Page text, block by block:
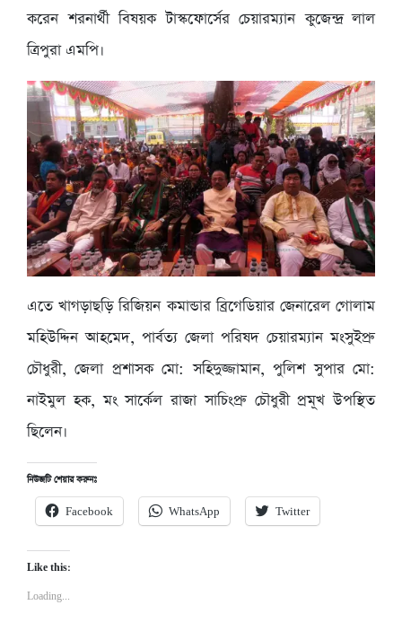
করেন শরনার্থী বিষয়ক টাস্কফোর্সের চেয়ারম্যান কুজেন্দ্র লাল
ত্রিপুরা এমপি।
এতে খাগড়াছড়ি রিজিয়ন কমান্ডার ব্রিগেডিয়ার জেনারেল গোলাম
মহিউদ্দিন আহমেদ, পার্বত্য জেলা পরিষদ চেয়ারম্যান মংসুইপ্রু
চৌধুরী, জেলা প্রশাসক মো: সহিদুজ্জামান, পুলিশ সুপার মো:
নাইমুল হক, মং সার্কেল রাজা সাচিংপ্রু চৌধুরী প্রমূখ উপস্থিত
ছিলেন।
নিউজটি শেয়ার করুনঃ
Facebook WhatsApp Twitter
Like this:
Loading...